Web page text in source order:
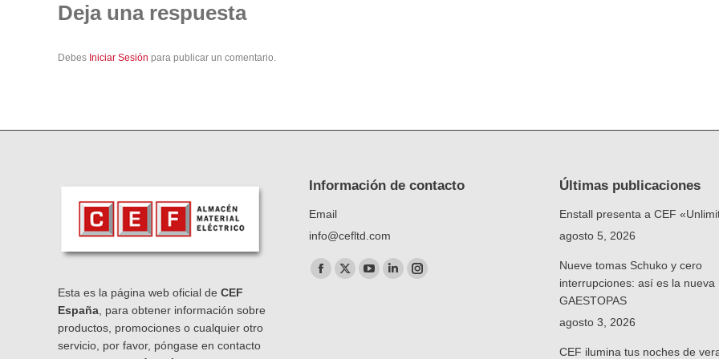
Deja una respuesta
Debes Iniciar Sesión para publicar un comentario.
Esta es la página web oficial de CEF
España , para obtener información sobre
productos, promociones o cualquier otro
servicio, por favor, póngase en contacto
Información de contacto
Email
info@cefltd.com
Encuéntranos en:
Facebook
X
YouTube
LinkedinInstagram
Últimas publicaciones
Enstall presenta a CEF
agosto 5, 2026
Nueve tomas Schuko y cero
interrupciones: así es la nueva
GAESTOPAS
agosto 3, 2026
CEF ilumina tus noches de